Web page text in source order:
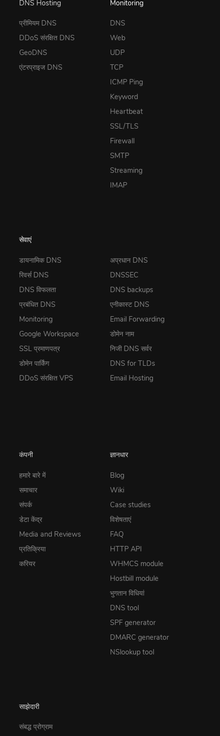
DNS Hosting
प्रीमियम DNS
DDoS संरक्षित DNS
GeoDNS
एंटरप्राइज DNS
Monitoring
DNS
Web
UDP
TCP
ICMP Ping
Keyword
Heartbeat
SSL/TLS
Firewall
SMTP
Streaming
IMAP
सेवाएं
डायनामिक DNS
रिवर्स DNS
DNS विफलता
प्रबंधित DNS
Monitoring
Google Workspace
SSL प्रमाणपत्र
डोमेन पार्किंग
DDoS संरक्षित VPS
अप्रधान DNS
DNSSEC
DNS backups
एनीकास्ट DNS
Email Forwarding
डोमेन नाम
निजी DNS सर्वर
DNS for TLDs
Email Hosting
कंपनी
हमारे बारे में
समाचार
संपर्क
डेटा केंद्र
Media and Reviews
प्रतिक्रिया
करियर
ज्ञानधार
Blog
Wiki
Case studies
विशेषताएं
FAQ
HTTP API
WHMCS module
Hostbill module
भुगतान विधियां
DNS tool
SPF generator
DMARC generator
NSlookup tool
साझेदारी
संबद्ध प्रोग्राम